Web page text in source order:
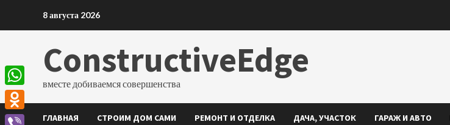
8 августа 2026
ConstructiveEdge
вместе добиваемся совершенства
ГЛАВНАЯ СТРОИМ ДОМ САМИ РЕМОНТ И ОТДЕЛКА ДАЧА, УЧАСТОК ГАРАЖ И АВТО
WhatsApp
Odnoklassniki